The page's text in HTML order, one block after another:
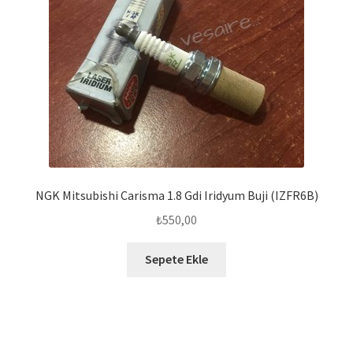
NGK Mitsubishi Carisma 1.8 Gdi Iridyum Buji (IZFR6B)
₺550,00
Sepete Ekle